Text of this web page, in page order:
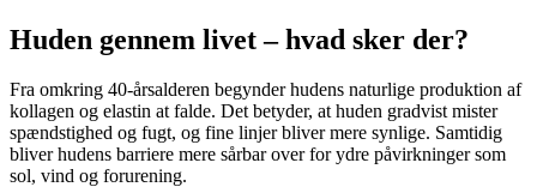
Huden gennem livet – hvad sker der?
Fra omkring 40-årsalderen begynder hudens naturlige produktion af
kollagen og elastin at falde. Det betyder, at huden gradvist mister
spændstighed og fugt, og fine linjer bliver mere synlige. Samtidig
bliver hudens barriere mere sårbar over for ydre påvirkninger som
sol, vind og forurening.